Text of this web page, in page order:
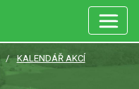
KALENDÁŘ AKCÍ